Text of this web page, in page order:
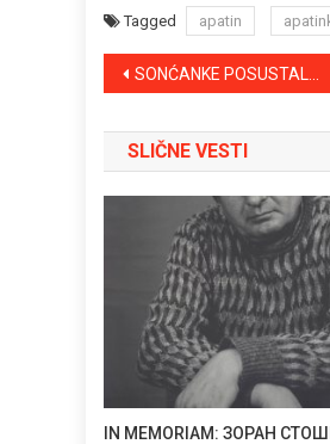
Tagged apatin
Kretanje
članka
SONĆANKE POSUSTALE U FINIŠU
SLIČNE VESTI
IN MEMORIAM: ЗОРАН